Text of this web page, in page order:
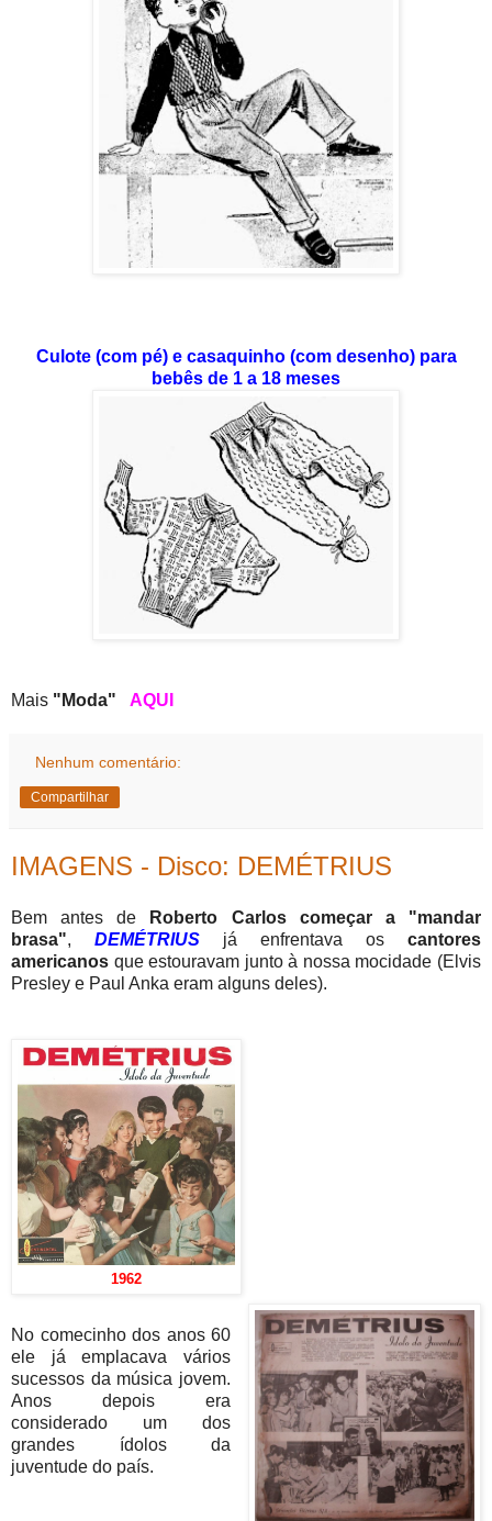
Culote (com pé) e casaquinho (com desenho) para
bebês de 1 a 18 meses
Mais "Moda" AQUI
Nenhum comentário:
Compartilhar
IMAGENS - Disco: DEMÉTRIUS
Bem antes de
Roberto Carlos começar a "mandar
brasa", DEMÉTRIUS já enfrentava os cantores
americanos que estouravam junto à nossa mocidade (Elvis
Presley e Paul Anka eram alguns deles).
1962
No comecinho dos anos 60
ele já emplacava vários
sucessos da música jovem.
Anos depois era
considerado um dos
grandes ídolos da
juventude do país.